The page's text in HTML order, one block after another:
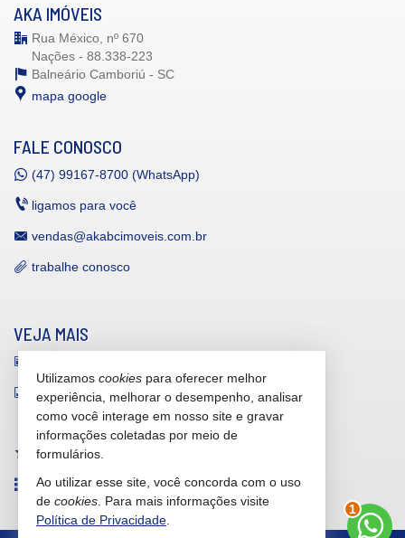
AKA IMÓVEIS
Rua México, nº 670
Nações - 88.338-223
Balneário Camboriú - SC
mapa google
FALE CONOSCO
(47) 99167-8700 (WhatsApp)
ligamos para você
vendas@akabcimoveis.com.br
trabalhe conosco
VEJA MAIS
indicadores financeiros
cadastre seu imóvel
imóveis favoritos
mapa de imóveis
2
Utilizamos cookies para oferecer melhor
experiência, melhorar o desempenho, analisar
como você interage em nosso site e gravar
informações coletadas por meio de
formulários.
Ao utilizar esse site, você concorda com o uso
de cookies . Para mais informações visite
Política de Privacidade